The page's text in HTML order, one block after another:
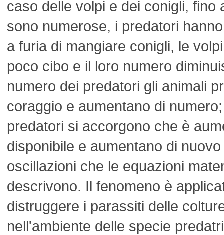
caso delle volpi e dei conigli, fino
sono numerose, i predatori
a furia di mangiare conigli, le
poco cibo e il loro numero
numero dei predatori gli animali
coraggio e aumentano di
predatori si accorgono che è
disponibile e aumentano di
oscillazioni che le equazioni
descrivono. Il fenomeno è
distruggere i parassiti delle
nell'ambiente delle specie